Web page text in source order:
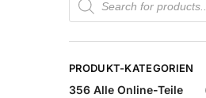
PRODUKT-KATEGORIEN
356 Alle Online-Teile